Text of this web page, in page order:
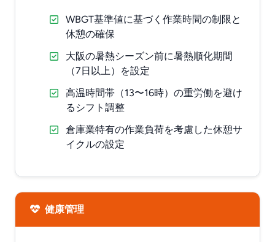
WBGT基準値に基づく作業時間の制限と
休憩の確保
大阪の暑熱シーズン前に暑熱順化期間
（7日以上）を設定
高温時間帯（13〜16時）の重労働を避け
るシフト調整
倉庫業特有の作業負荷を考慮した休憩サ
イクルの設定
健康管理